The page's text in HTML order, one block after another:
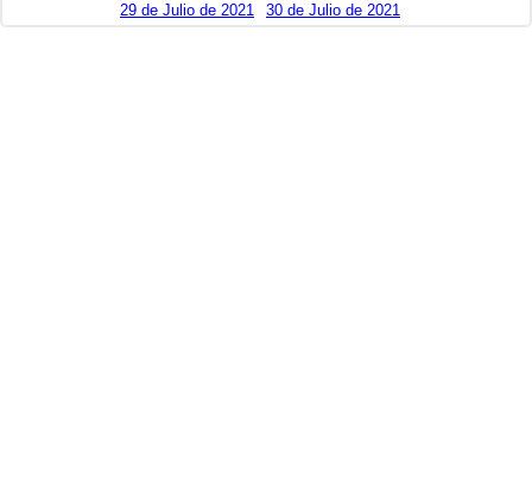
29 de Julio de 2021
30 de Julio de 2021